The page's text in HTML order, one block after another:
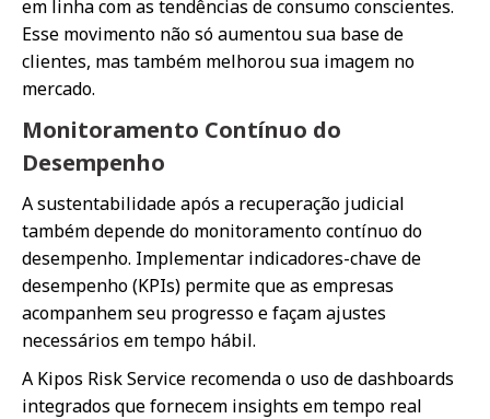
em linha com as tendências de consumo conscientes.
Esse movimento não só aumentou sua base de
clientes, mas também melhorou sua imagem no
mercado.
Monitoramento Contínuo do
Desempenho
A sustentabilidade após a recuperação judicial
também depende do monitoramento contínuo do
desempenho. Implementar indicadores-chave de
desempenho (KPIs) permite que as empresas
acompanhem seu progresso e façam ajustes
necessários em tempo hábil.
A Kipos Risk Service recomenda o uso de dashboards
integrados que fornecem insights em tempo real